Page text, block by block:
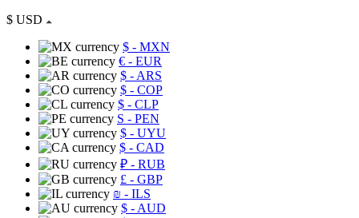
$ USD
$ - MXN
€ - EUR
$ - ARS
$ - COP
$ - CLP
S - PEN
$ - UYU
$ - CAD
₽ - RUB
£ - GBP
₪ - ILS
$ - AUD